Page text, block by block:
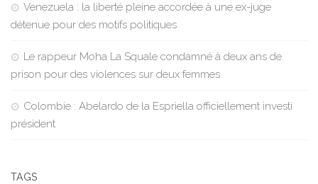
Venezuela : la liberté pleine accordée à une ex-juge
détenue pour des motifs politiques
Le rappeur Moha La Squale condamné à deux ans de
prison pour des violences sur deux femmes
Colombie : Abelardo de la Espriella officiellement investi
président
TAGS